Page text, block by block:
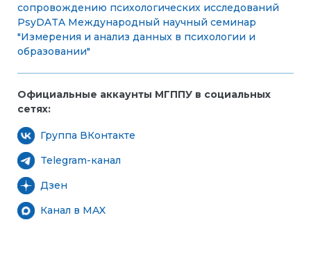
сопровождению психологических исследований
PsyDATA Международный научный семинар
"Измерения и анализ данных в психологии и
образовании"
Официальные аккаунты МГППУ в социальных
сетях:
Группа ВКонтакте
Telegram-канал
Дзен
Канал в MAX